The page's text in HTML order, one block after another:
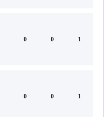
0 0 1
0 0 1